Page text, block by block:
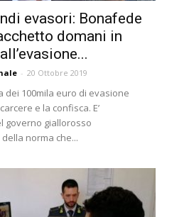
evasori: Bonafede
domani in
- 20 Ottobre 2019
dei 100mila euro di evasione
e la confisca. E’
governo giallorosso
norma che...